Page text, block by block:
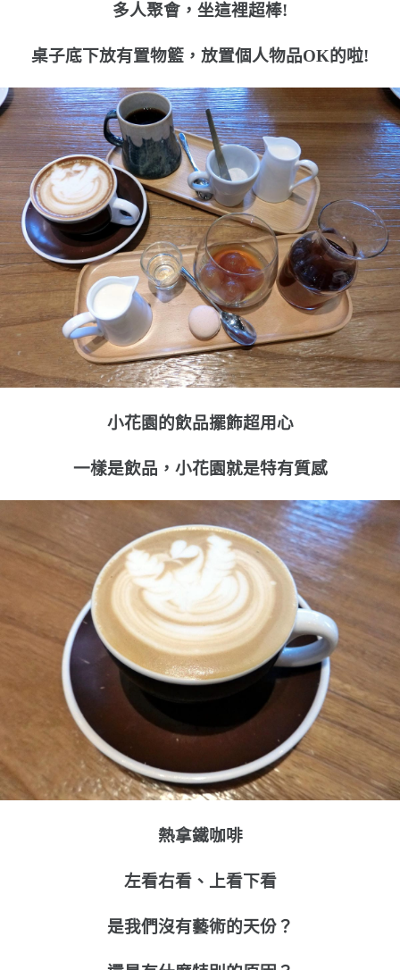
多人聚會，坐這裡超棒!
桌子底下放有置物籃，放置個人物品OK的啦!
小花園的飲品擺飾超用心
一樣是飲品，小花園就是特有質感
熱拿鐵咖啡
左看右看、上看下看
是我們沒有藝術的天份？